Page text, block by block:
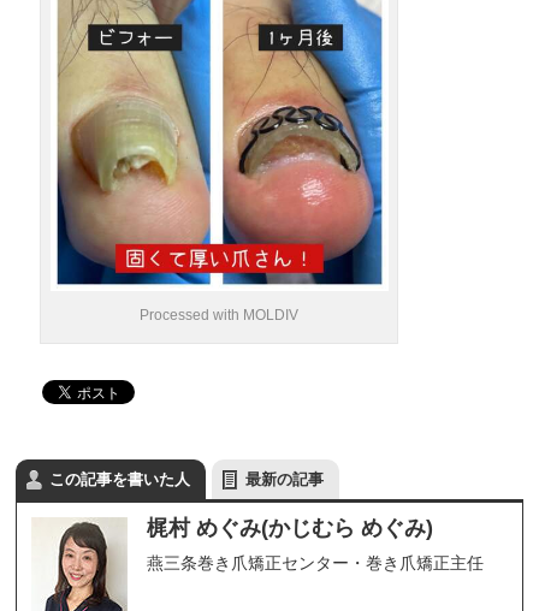
Processed with MOLDIV
この記事を書いた人 最新の記事
梶村 めぐみ(かじむら めぐみ)
燕三条巻き爪矯正センター・巻き爪矯正主任